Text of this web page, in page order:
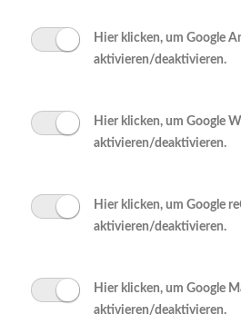
Hier klicken, um Google
aktivieren/deaktivieren.
Hier klicken, um Google
aktivieren/deaktivieren.
Hier klicken, um Google
aktivieren/deaktivieren.
Hier klicken, um Google
aktivieren/deaktivieren.